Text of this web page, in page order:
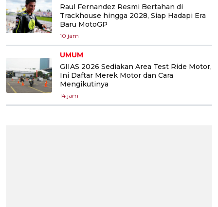
Raul Fernandez Resmi Bertahan di
Trackhouse hingga 2028, Siap Hadapi Era
Baru MotoGP
10 jam
UMUM
GIIAS 2026 Sediakan Area Test Ride Motor,
Ini Daftar Merek Motor dan Cara
Mengikutinya
14 jam